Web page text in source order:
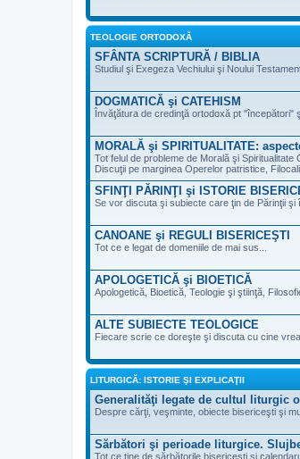
TEOLOGIE ORTODOXĂ
SFÂNTA SCRIPTURĂ / BIBLIA
Studiul şi Exegeza Vechiului şi Noului
DOGMATICĂ şi CATEHISM
Învăţătura de credinţă ortodoxă pt "începători"
MORALĂ şi SPIRITUALITATE:
Tot felul de probleme de Morală şi Spiritualitate
Discuţii pe marginea Operelor patristice,
SFINŢI PĂRINŢI şi ISTORIE
Se vor discuta şi subiecte care ţin de Părinţii
CANOANE şi REGULI BISERICEŞTI
Tot ce e legat de domeniile de mai sus...
APOLOGETICĂ şi BIOETICĂ
Apologetică, Bioetică, Teologie şi ştiinţă,
ALTE SUBIECTE TEOLOGICE
Fiecare scrie ce doreşte şi discuta cu cine
LITURGICĂ: ISTORIE ŞI EXPLICAŢII
Generalităţi legate de cultul liturgic
Despre cărţi, veşminte, obiecte bisericeşti şi
Sărbători şi perioade liturgice.
Tot ce ţine de sărbătorile bisericeşti şi